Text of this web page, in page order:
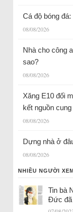
Cá độ bóng
08/08/2026
Nhà cho công
sao?
08/08/2026
Xăng E10 đối
kết nguồn
08/08/2026
Dựng nhà ở
08/08/2026
NHIỀU NGƯỜI
Tin bà
Đức đã